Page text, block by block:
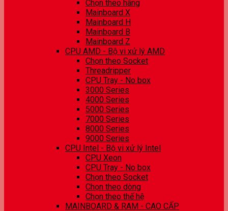
Chọn theo hãng
Mainboard X
Mainboard H
Mainboard B
Mainboard Z
CPU AMD - Bộ vi xử lý AMD
Chọn theo Socket
Threadripper
CPU Tray - No box
3000 Series
4000 Series
5000 Series
7000 Series
8000 Series
9000 Series
CPU Intel - Bộ vi xử lý Intel
CPU Xeon
CPU Tray - No box
Chọn theo Socket
Chọn theo dòng
Chọn theo thế hệ
MAINBOARD & RAM - CAO CẤP